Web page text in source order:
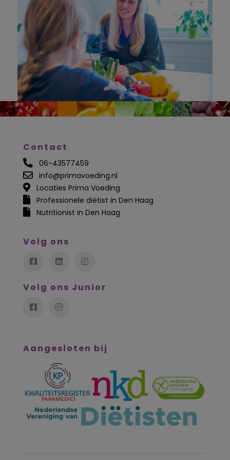
Contact
06-43577459
info@primavoeding.nl
Locaties Prima Voeding
Professionele diëtist in Den Haag
Nutritionist in Den Haag
Volg ons
Volg ons Junior
Aangesloten bij